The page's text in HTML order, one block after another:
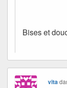
Bises et
vita